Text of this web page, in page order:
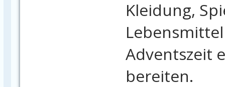
Kleidung,
Adventszeit
bereiten.